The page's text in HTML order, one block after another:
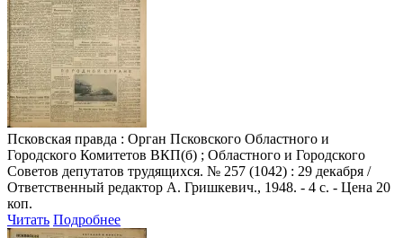
Псковская правда : Орган Псковского Областного и
Городского Комитетов ВКП(б) ; Областного и Городского
Советов депутатов трудящихся. № 257 (1042) : 29 декабря /
Ответственный редактор А. Гришкевич., 1948. - 4 с. - Цена 20
коп.
Читать Подробнее